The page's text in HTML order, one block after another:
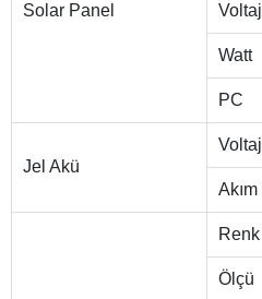
Solar Panel Voltaj
Watt
PC
Jel Akü
Voltaj
Akım
Renk
Ölçü